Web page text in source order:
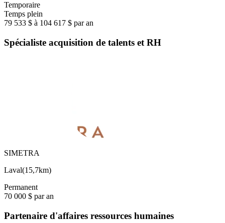
Temporaire
Temps plein
79 533 $ à 104 617 $ par an
Spécialiste acquisition de talents et RH
SIMETRA
Laval(15,7km)
Permanent
70 000 $ par an
Partenaire d'affaires ressources humaines